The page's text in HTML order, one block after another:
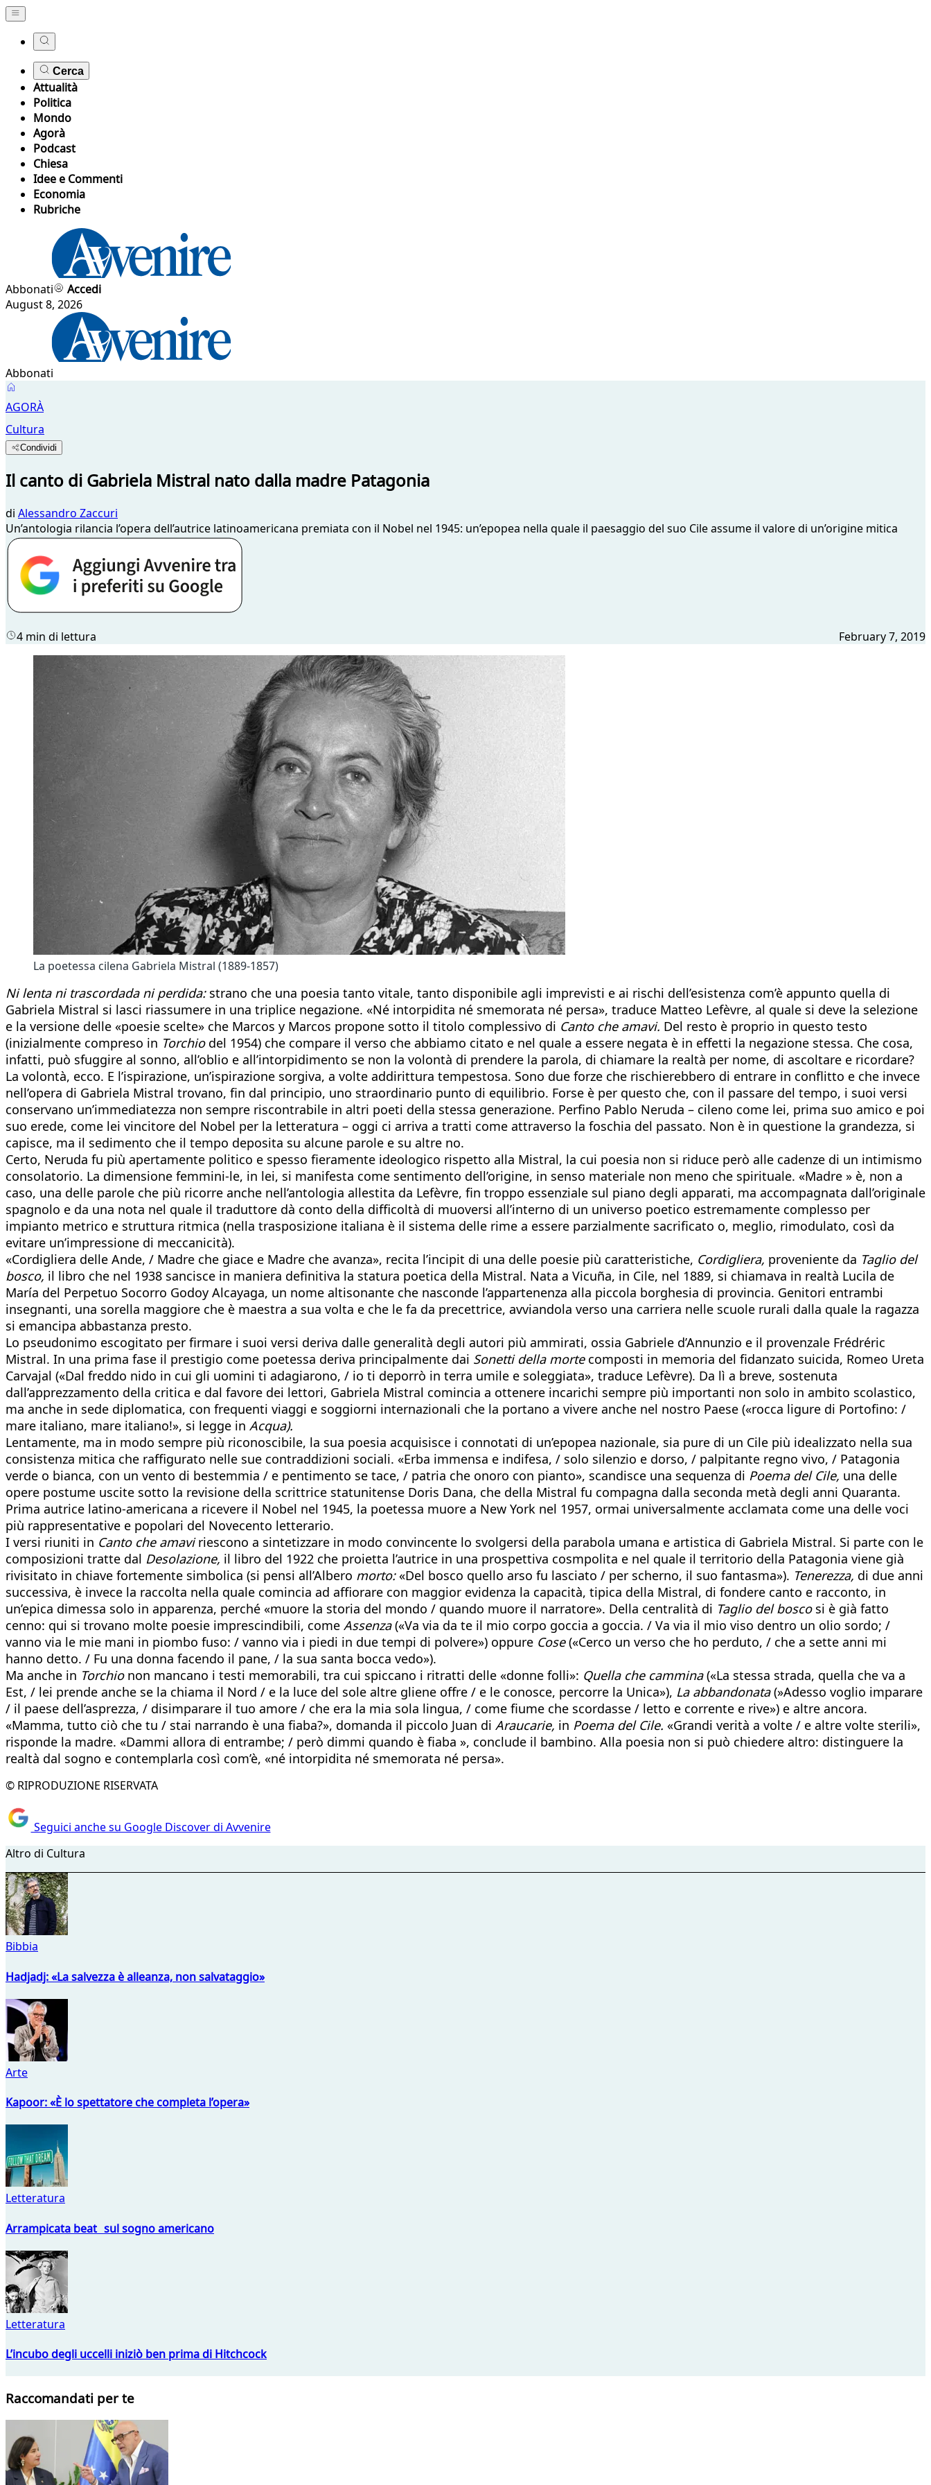
Cerca
Attualità
Politica
Mondo
Agorà
Podcast
Chiesa
Idee e Commenti
Economia
Rubriche
Abbonati
Accedi
August 8, 2026
Abbonati
AGORÀ
Cultura
Condividi
Il canto di Gabriela Mistral nato dalla madre Patagonia
di Alessandro Zaccuri
Un’antologia rilancia l’opera dell’autrice latinoamericana premiata con il Nobel nel 1945: un’epopea nella quale il paesaggio del suo Cile assume il valore di un’origine mitica
4 min di lettura February 7, 2019
La poetessa cilena Gabriela Mistral (1889-1857)
Ni lenta ni trascordada ni perdida:strano che una poesia tanto vitale, tanto disponibile agli imprevisti e ai rischi dell’esistenza com’è appunto quella di
Gabriela Mistral si lasci riassumere in una triplice negazione. «Né intorpidita né smemorata né persa», traduce Matteo Lefèvre, al quale si deve la selezione
e la versione delle «poesie scelte» che Marcos y Marcos propone sotto il titolo complessivo di Canto che amavi. Del resto è proprio in questo testo
(inizialmente compreso in Torchiodel 1954) che compare il verso che abbiamo citato e nel quale a essere negata è in effetti la negazione stessa. Che cosa,
infatti, può sfuggire al sonno, all’oblio e all’intorpidimento se non la volontà di prendere la parola, di chiamare la realtà per nome, di ascoltare e ricordare?
La volontà, ecco. E l’ispirazione, un’ispirazione sorgiva, a volte addirittura tempestosa. Sono due forze che rischierebbero di entrare in conflitto e che invece
nell’opera di Gabriela Mistral trovano, fin dal principio, uno straordinario punto di equilibrio. Forse è per questo che, con il passare del tempo, i suoi versi
conservano un’immediatezza non sempre riscontrabile in altri poeti della stessa generazione. Perfino Pablo Neruda – cileno come lei, prima suo amico e poi
suo erede, come lei vincitore del Nobel per la letteratura – oggi ci arriva a tratti come attraverso la foschia del passato. Non è in questione la grandezza, si
capisce, ma il sedimento che il tempo deposita su alcune parole e su altre no.
Certo, Neruda fu più apertamente politico e spesso fieramente ideologico rispetto alla Mistral, la cui poesia non si riduce però alle cadenze di un intimismo
consolatorio. La dimensione femmini-le, in lei, si manifesta come sentimento dell’origine, in senso materiale non meno che spirituale. «Madre » è, non a
caso, una delle parole che più ricorre anche nell’antologia allestita da Lefèvre, fin troppo essenziale sul piano degli apparati, ma accompagnata dall’originale
spagnolo e da una nota nel quale il traduttore dà conto della difficoltà di muoversi all’interno di un universo poetico estremamente complesso per
impianto metrico e struttura ritmica (nella trasposizione italiana è il sistema delle rime a essere parzialmente sacrificato o, meglio, rimodulato, così da
evitare un’impressione di meccanicità).
«Cordigliera delle Ande, / Madre che giace e Madre che avanza», recita l’incipit di una delle poesie più caratteristiche, Cordigliera, proveniente da Taglio del
bosco, il libro che nel 1938 sancisce in maniera definitiva la statura poetica della Mistral. Nata a Vicuña, in Cile, nel 1889, si chiamava in realtà Lucila de
María del Perpetuo Socorro Godoy Alcayaga, un nome altisonante che nasconde l’appartenenza alla piccola borghesia di provincia. Genitori entrambi
insegnanti, una sorella maggiore che è maestra a sua volta e che le fa da precettrice, avviandola verso una carriera nelle scuole rurali dalla quale la ragazza
si emancipa abbastanza presto.
Lo pseudonimo escogitato per firmare i suoi versi deriva dalle generalità degli autori più ammirati, ossia Gabriele d’Annunzio e il provenzale Frédréric
Mistral. In una prima fase il prestigio come poetessa deriva principalmente dai Sonetti della mortecomposti in memoria del fidanzato suicida, Romeo Ureta
Carvajal («Dal freddo nido in cui gli uomini ti adagiarono, / io ti deporrò in terra umile e soleggiata», traduce Lefèvre). Da lì a breve, sostenuta
dall’apprezzamento della critica e dal favore dei lettori, Gabriela Mistral comincia a ottenere incarichi sempre più importanti non solo in ambito scolastico,
ma anche in sede diplomatica, con frequenti viaggi e soggiorni internazionali che la portano a vivere anche nel nostro Paese («rocca ligure di Portofino: /
mare italiano, mare italiano!», si legge in Acqua).
Lentamente, ma in modo sempre più riconoscibile, la sua poesia acquisisce i connotati di un’epopea nazionale, sia pure di un Cile più idealizzato nella sua
consistenza mitica che raffigurato nelle sue contraddizioni sociali. «Erba immensa e indifesa, / solo silenzio e dorso, / palpitante regno vivo, / Patagonia
verde o bianca, con un vento di bestemmia / e pentimento se tace, / patria che onoro con pianto», scandisce una sequenza di Poema del Cile, una delle
opere postume uscite sotto la revisione della scrittrice statunitense Doris Dana, che della Mistral fu compagna dalla seconda metà degli anni Quaranta.
Prima autrice latino-americana a ricevere il Nobel nel 1945, la poetessa muore a New York nel 1957, ormai universalmente acclamata come una delle voci
più rappresentative e popolari del Novecento letterario.
I versi riuniti in Canto che amaviriescono a sintetizzare in modo convincente lo svolgersi della parabola umana e artistica di Gabriela Mistral. Si parte con le
composizioni tratte dal Desolazione, il libro del 1922 che proietta l’autrice in una prospettiva cosmpolita e nel quale il territorio della Patagonia viene già
rivisitato in chiave fortemente simbolica (si pensi all’Albero morto:«Del bosco quello arso fu lasciato / per scherno, il suo fantasma»). Tenerezza, di due anni
successiva, è invece la raccolta nella quale comincia ad affiorare con maggior evidenza la capacità, tipica della Mistral, di fondere canto e racconto, in
un’epica dimessa solo in apparenza, perché «muore la storia del mondo / quando muore il narratore». Della centralità di Taglio del boscosi è già fatto
cenno: qui si trovano molte poesie imprescindibili, come Assenza(«Va via da te il mio corpo goccia a goccia. / Va via il mio viso dentro un olio sordo; /
vanno via le mie mani in piombo fuso: / vanno via i piedi in due tempi di polvere») oppure Cose(«Cerco un verso che ho perduto, / che a sette anni mi
hanno detto. / Fu una donna facendo il pane, / la sua santa bocca vedo»).
Ma anche in Torchionon mancano i testi memorabili, tra cui spiccano i ritratti delle «donne folli»: Quella che cammina(«La stessa strada, quella che va a
Est, / lei prende anche se la chiama il Nord / e la luce del sole altre gliene offre / e le conosce, percorre la Unica»), La abbandonata(»Adesso voglio imparare
/ il paese dell’asprezza, / disimparare il tuo amore / che era la mia sola lingua, / come fiume che scordasse / letto e corrente e rive») e altre ancora.
«Mamma, tutto ciò che tu / stai narrando è una fiaba?», domanda il piccolo Juan di Araucarie, in Poema del Cile. «Grandi verità a volte / e altre volte sterili»,
risponde la madre. «Dammi allora di entrambe; / però dimmi quando è fiaba », conclude il bambino. Alla poesia non si può chiedere altro: distinguere la
realtà dal sogno e contemplarla così com’è, «né intorpidita né smemorata né persa».
© RIPRODUZIONE RISERVATA
Seguici anche su Google Discover di Avvenire
Altro di Cultura
Bibbia
Hadjadj: «La salvezza è alleanza, non salvataggio»
Arte
Kapoor: «È lo spettatore che completa l’opera»
Letteratura
Arrampicata beat sul sogno americano
Letteratura
L’incubo degli uccelli iniziò ben prima di Hitchcock
Raccomandati per te